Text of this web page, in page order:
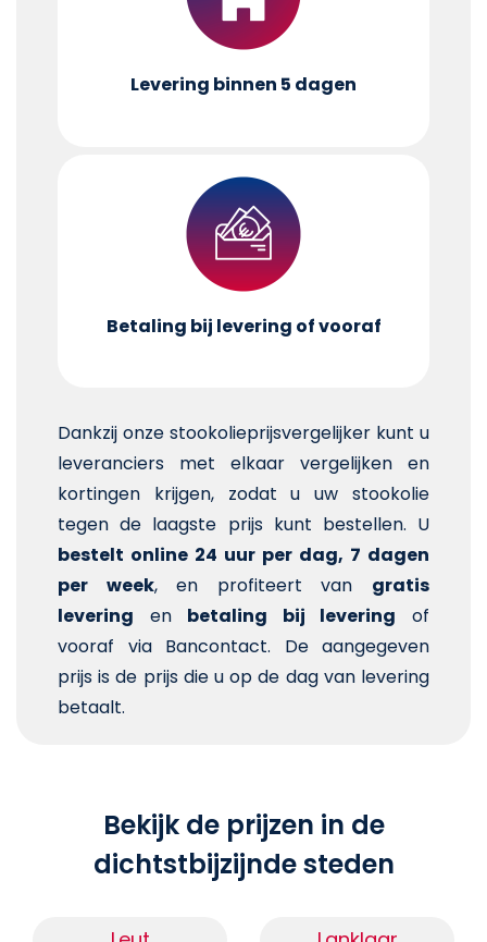
Levering binnen 5 dagen
Betaling bij levering of vooraf
Dankzij onze stookolieprijsvergelijker kunt u
leveranciers met elkaar vergelijken en
kortingen krijgen, zodat u uw stookolie
tegen de laagste prijs kunt bestellen. U
bestelt online 24 uur per dag, 7 dagen
per week, en profiteert van gratis
levering en betaling bij levering of
vooraf via Bancontact. De aangegeven
prijs is de prijs die u op de dag van levering
betaalt.
Bekijk de prijzen in de
dichtstbijzijnde steden